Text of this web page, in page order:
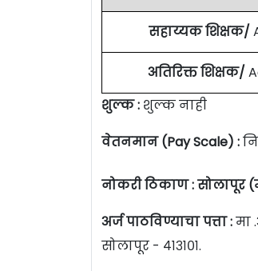
सहाय्यक शिक्षक/
अतिरिक्त शिक्षक/
शुल्क : शुल्क नाही
वेतनमान (Pay Scale) :
नोकरी ठिकाण : सोलापूर
अर्ज पाठविण्याचा पत्ता :मा
सोलापूर - ४१३१०१.